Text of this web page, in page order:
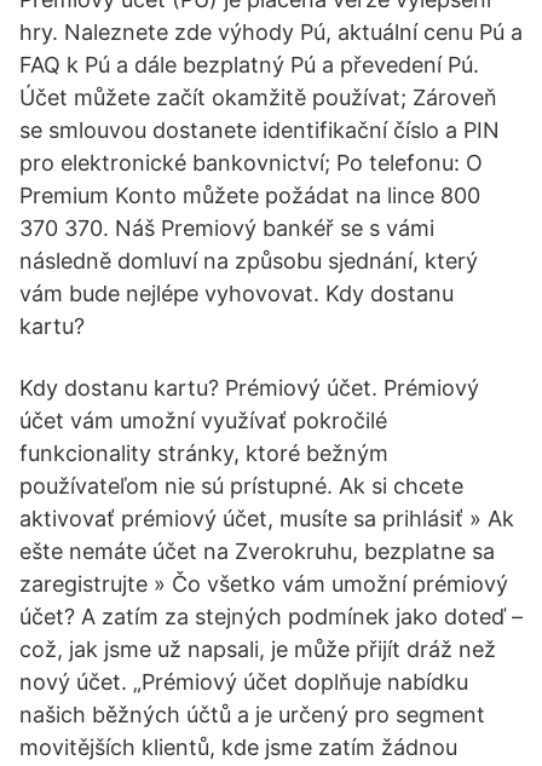
hry. Naleznete zde výhody Pú, aktuální cenu Pú a
FAQ k Pú a dále bezplatný Pú a převedení Pú.
Účet můžete začít okamžitě používat; Zároveň
se smlouvou dostanete identifikační číslo a PIN
pro elektronické bankovnictví; Po telefonu: O
Premium Konto můžete požádat na lince 800
370 370. Náš Premiový bankéř se s vámi
následně domluví na způsobu sjednání, který
vám bude nejlépe vyhovovat. Kdy dostanu
kartu?
Kdy dostanu kartu? Prémiový účet. Prémiový
účet vám umožní využívať pokročilé
funkcionality stránky, ktoré bežným
používateľom nie sú prístupné. Ak si chcete
aktivovať prémiový účet, musíte sa prihlásiť » Ak
ešte nemáte účet na Zverokruhu, bezplatne sa
zaregistrujte » Čo všetko vám umožní prémiový
účet? A zatím za stejných podmínek jako doteď –
což, jak jsme už napsali, je může přijít dráž než
nový účet. „Prémiový účet doplňuje nabídku
našich běžných účtů a je určený pro segment
movitějších klientů, kde jsme zatím žádnou